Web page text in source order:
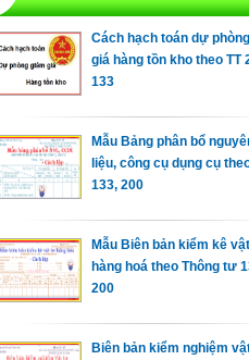
Cách hạch toán dự
giá hàng tồn kho theo TT
133
Mẫu Bảng phân bổ
liệu, công cụ dụng cụ
133, 200
Mẫu Biên bản kiểm kê
hàng hoá theo Thông tư
200
Biên bản kiểm nghiệm